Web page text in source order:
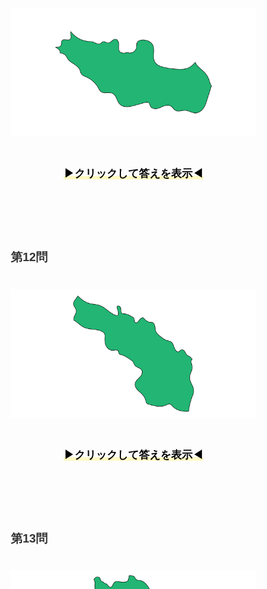
▶︎クリックして答えを表示◀︎
第12問
▶︎クリックして答えを表示◀︎
第13問